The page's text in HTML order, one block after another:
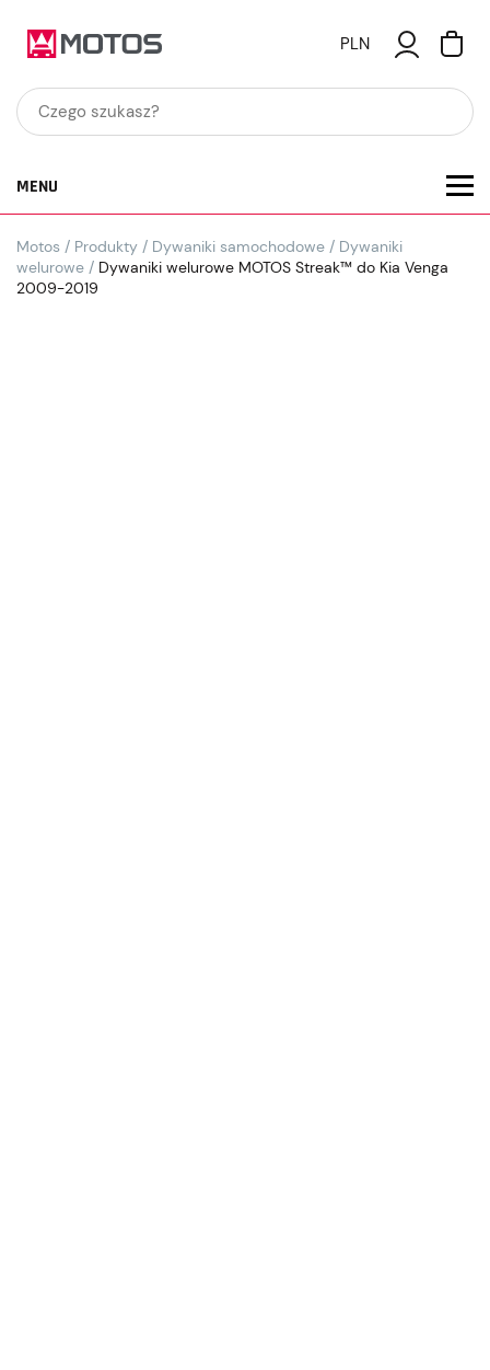
PLN
MENU
Motos / Produkty / Dywaniki samochodowe / Dywaniki
welurowe / Dywaniki welurowe MOTOS Streak™ do Kia Venga
2009-2019